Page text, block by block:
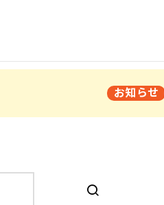
お知らせ